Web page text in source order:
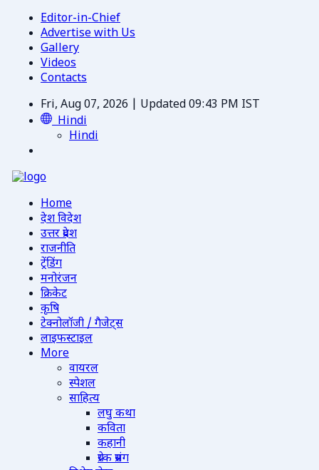
Editor-in-Chief
Advertise with Us
Gallery
Videos
Contacts
Fri, Aug 07, 2026 | Updated 09:43 PM IST
Hindi
Hindi
Home
देश विदेश
उत्तर प्रदेश
राजनीति
ट्रेंडिंग
मनोरंजन
क्रिकेट
कृषि
टेक्नोलॉजी / गैजेट्स
लाइफस्टाइल
More
वायरल
स्पेशल
साहित्य
लघु कथा
कविता
कहानी
प्रेरक प्रसंग